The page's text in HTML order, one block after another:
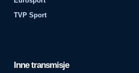
TVP Sport
Inne transmisje